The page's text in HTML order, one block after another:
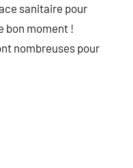
sanitaire pour
bon moment !
nombreuses pour